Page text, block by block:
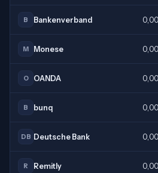
B Bankenverband
M Monese
O OANDA
B bunq
DB Deutsche Bank
R Remitly